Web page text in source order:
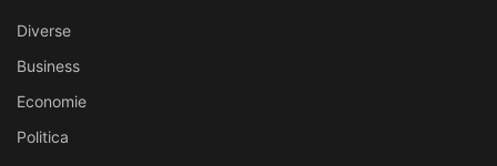
Diverse
Business
Economie
Politica